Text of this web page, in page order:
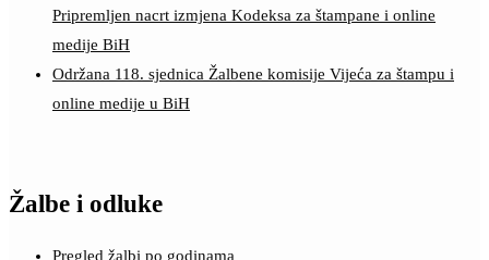
Pripremljen nacrt izmjena Kodeksa za štampane i online
medije BiH
Održana 118. sjednica Žalbene komisije Vijeća za štampu i
online medije u BiH
Žalbe i odluke
Pregled žalbi po godinama